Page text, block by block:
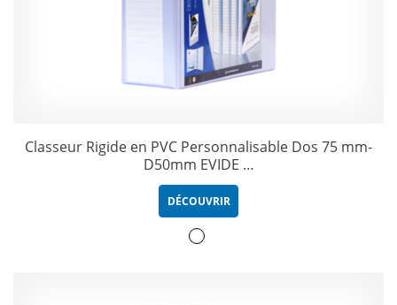
Classeur Rigide en PVC Personnalisable Dos 75 mm-
D50mm EVIDE …
DÉCOUVRIR